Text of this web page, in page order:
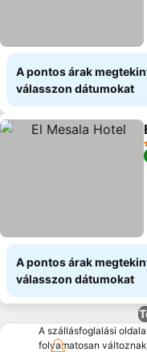
A pontos árak
válasszon dátumokat
A pontos árak
válasszon dátumokat
A szállásfoglalási
folyamatosan